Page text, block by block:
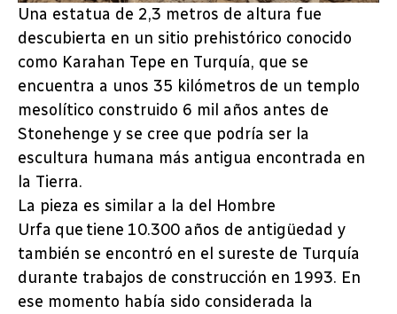
Una estatua de 2,3 metros de altura fue
descubierta en un sitio prehistórico conocido
como Karahan Tepe en Turquía, que se
encuentra a unos 35 kilómetros de un templo
mesolítico construido 6 mil años antes de
Stonehenge y se cree que podría ser la
escultura humana más antigua encontrada en
la Tierra.
La pieza es similar a la del Hombre
Urfa que tiene 10.300 años de antigüedad y
también se encontró en el sureste de Turquía
durante trabajos de construcción en 1993. En
ese momento había sido considerada la